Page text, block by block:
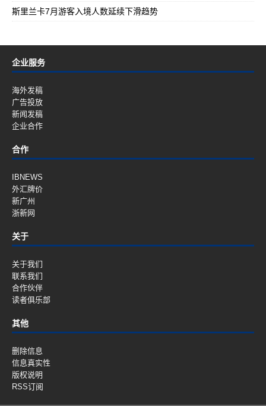
斯里兰卡7月游客入境人数延续下滑趋势
企业服务
海外发稿
广告投放
新闻发稿
企业合作
合作
IBNEWS
外汇牌价
新广州
浙新网
关于
关于我们
联系我们
合作伙伴
读者俱乐部
其他
删除信息
信息真实性
版权说明
RSS订阅